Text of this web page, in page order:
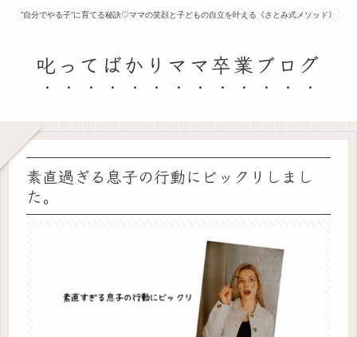
”自分でやる子”に育てる秘訣♡ママの笑顔と子どもの自立を叶える《さとみ式メソッド》
叱ってばかりママ卒業ブログ
素直過ぎる息子の行動にビックリしまし
た。